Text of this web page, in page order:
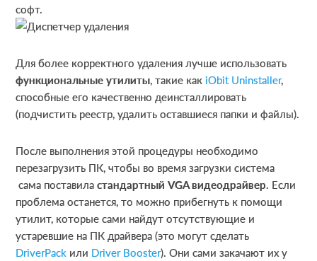
софт.
Для более корректного удаления лучше использовать
функциональные утилиты, такие какiObit Uninstaller,
способные его качественно деинсталлировать
(подчистить реестр, удалить оставшиеся папки и файлы).
После выполнения этой процедуры необходимо
перезагрузить ПК, чтобы во время загрузки система
сама поставиластандартный VGA видеодрайвер. Если
проблема останется, то можно прибегнуть к помощи
утилит, которые сами найдут отсутствующие и
устаревшие на ПК драйвера (это могут сделать
DriverPack или Driver Booster). Они сами закачают их у